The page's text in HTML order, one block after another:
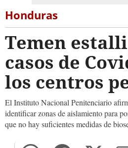
Honduras
Temen
casos de
los centros
El Instituto Nacional Penitenciario
identificar zonas de aislamiento para
que no hay suficientes medidas de